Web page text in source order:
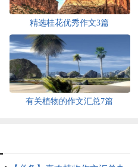
精选桂花优秀作文3篇
有关植物的作文汇总7篇